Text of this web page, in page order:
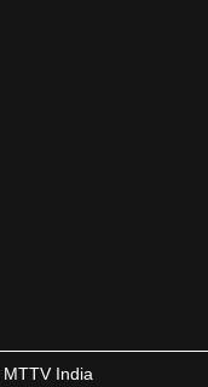
MTTV India